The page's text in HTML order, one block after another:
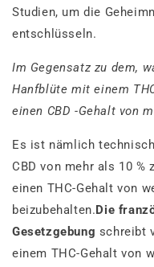
Studien, um die
entschlüsseln.
Im Gegensatz zu dem,
Hanfblüte mit einem
einen CBD -Gehalt von
Es ist nämlich
CBD von mehr als 10
einen THC-Gehalt von
beizubehalten.Die
Gesetzgebung schreibt
einem THC-Gehalt von